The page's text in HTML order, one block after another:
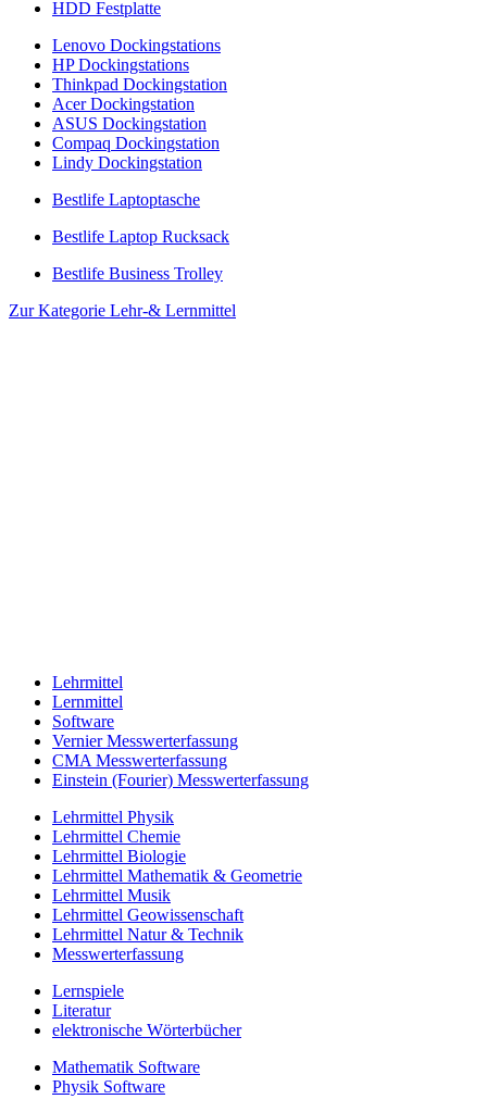
HDD Festplatte
Lenovo Dockingstations
HP Dockingstations
Thinkpad Dockingstation
Acer Dockingstation
ASUS Dockingstation
Compaq Dockingstation
Lindy Dockingstation
Bestlife Laptoptasche
Bestlife Laptop Rucksack
Bestlife Business Trolley
Zur Kategorie Lehr-& Lernmittel
Lehrmittel
Lernmittel
Software
Vernier Messwerterfassung
CMA Messwerterfassung
Einstein (Fourier) Messwerterfassung
Lehrmittel Physik
Lehrmittel Chemie
Lehrmittel Biologie
Lehrmittel Mathematik & Geometrie
Lehrmittel Musik
Lehrmittel Geowissenschaft
Lehrmittel Natur & Technik
Messwerterfassung
Lernspiele
Literatur
elektronische Wörterbücher
Mathematik Software
Physik Software